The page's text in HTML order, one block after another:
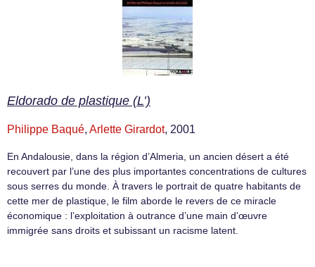
Eldorado de plastique (L’)
Philippe Baqué, Arlette Girardot, 2001
En Andalousie, dans la région d’Almeria, un ancien désert a été
recouvert par l’une des plus importantes concentrations de cultures
sous serres du monde. À travers le portrait de quatre habitants de
cette mer de plastique, le film aborde le revers de ce miracle
économique : l’exploitation à outrance d’une main d’œuvre
immigrée sans droits et subissant un racisme latent.